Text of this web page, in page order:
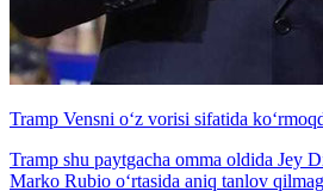
Tramp Vensni o‘z vorisi sifatida
Tramp shu paytgacha omma oldida Jey
Marko Rubio o‘rtasida aniq tanlov